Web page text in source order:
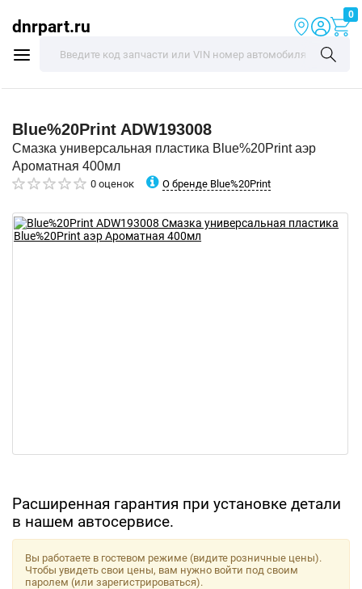
dnrpart.ru
0
Blue%20Print ADW193008
Смазка универсальная пластика Blue%20Print аэр
Ароматная 400мл
0 оценок О бренде Blue%20Print
Расширенная гарантия при установке детали
в нашем автосервисе.
Вы работаете в гостевом режиме (видите розничные цены).
Чтобы увидеть свои цены, вам нужно войти под своим
паролем (или зарегистрироваться).